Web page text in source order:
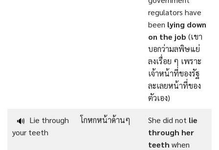
regulators have
been lying down
on the job (เขา
บอกว่ามลพิษแย่
ลงเรื่อย ๆ เพราะ
เจ้าหน้าที่ของรัฐ
ละเลยหน้าที่ของ
ตัวเอง)
🔊 Lie through
your teeth
โกหกหน้าด้านๆ She did not lie
through her
teeth when